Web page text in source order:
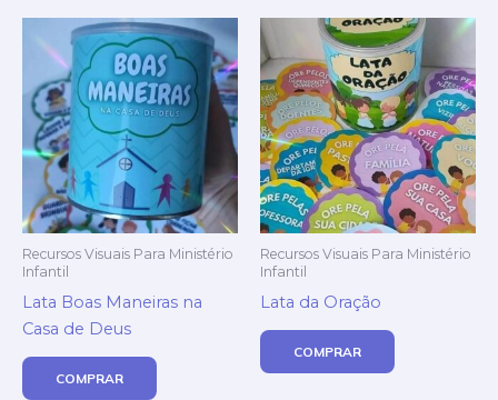
Recursos Visuais Para Ministério
Infantil
Lata Boas Maneiras na
Casa de Deus
COMPRAR
Recursos Visuais Para Ministério
Infantil
Lata da Oração
COMPRAR